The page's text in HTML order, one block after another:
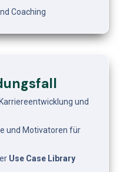
Coaching
und
und Motivatoren für
Use Case Library